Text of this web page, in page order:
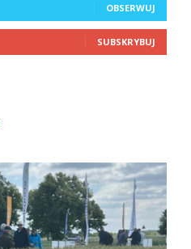
OBSERWUJ
SUBSKRYBUJ